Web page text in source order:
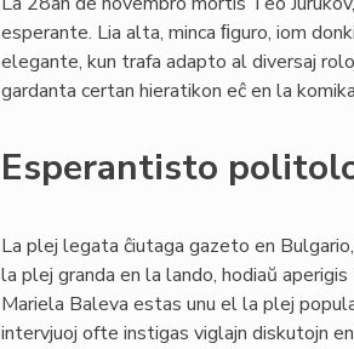
esperante. Lia alta, minca ﬁguro, iom
elegante, kun trafa adapto al diversaj
gardanta certan hieratikon eĉ en la
Esperantisto
La plej legata ĉiutaga gazeto en
la plej granda en la lando, hodiaŭ
Mariela Baleva estas unu el la plej
intervjuoj ofte instigas viglajn diskutojn